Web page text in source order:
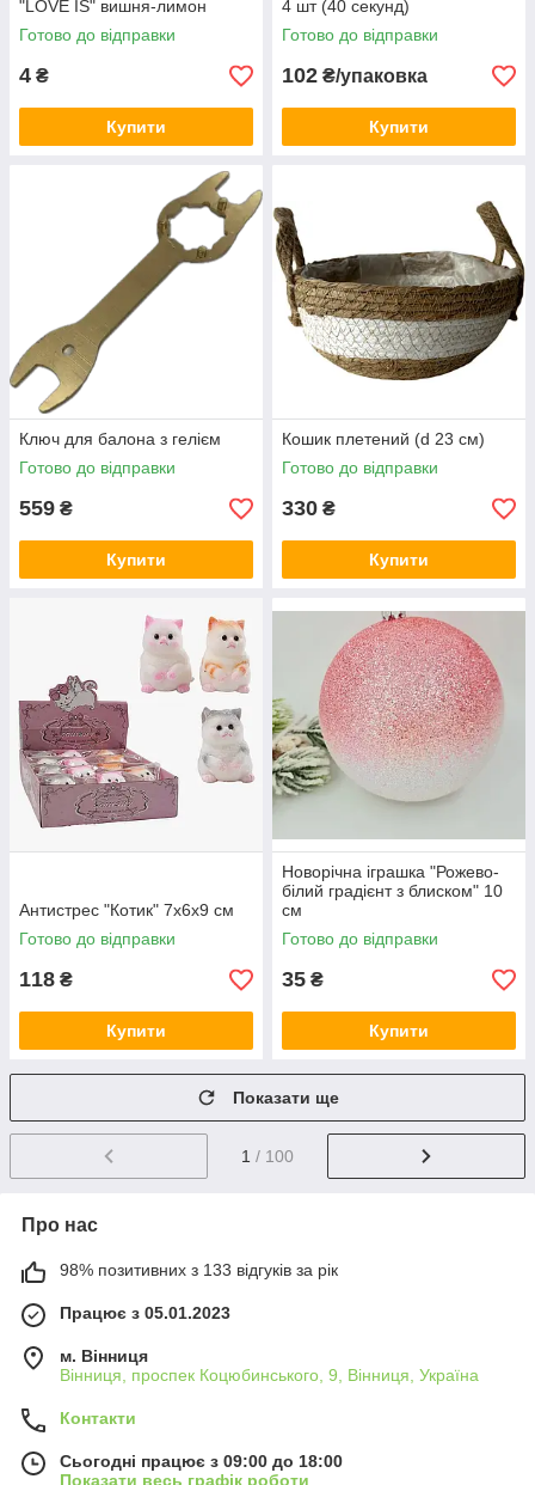
"LOVE IS" вишня-лимон
Готово до відправки
4 ₴
Купити
4 шт (40 секунд)
Готово до відправки
102 ₴/упаковка
Купити
Ключ для балона з гелієм
Готово до відправки
559 ₴
Купити
Кошик плетений (d 23 см)
Готово до відправки
330 ₴
Купити
Антистрес "Котик" 7х6х9 см
Готово до відправки
118 ₴
Купити
Новорічна іграшка "Рожево-
білий градієнт з блиском" 10
см
Готово до відправки
35 ₴
Купити
Показати ще
1 / 100
Про нас
98% позитивних з 133 відгуків за рік
Працює з 05.01.2023
м. Вінниця
Вінниця, проспек Коцюбинського, 9, Вінниця, Україна
Контакти
Сьогодні працює з 09:00 до 18:00
Показати весь графік роботи